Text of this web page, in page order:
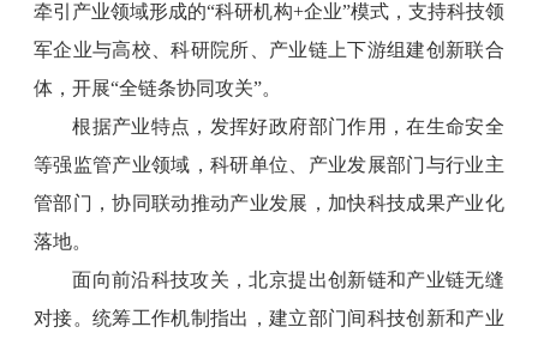
牵引产业领域形成的“科研机构+企业”模式，支持科技领
军企业与高校、科研院所、产业链上下游组建创新联合
体，开展“全链条协同攻关”。
根据产业特点，发挥好政府部门作用，在生命安全
等强监管产业领域，科研单位、产业发展部门与行业主
管部门，协同联动推动产业发展，加快科技成果产业化
落地。
面向前沿科技攻关，北京提出创新链和产业链无缝
对接。统筹工作机制指出，建立部门间科技创新和产业